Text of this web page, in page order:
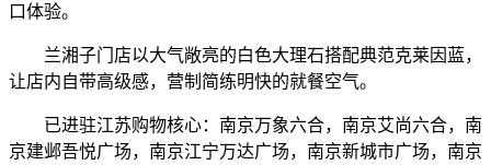
口体验。
兰湘子门店以大气敞亮的白色大理石搭配典范克莱因蓝，
让店内自带高级感，营制简练明快的就餐空气。
已进驻江苏购物核心：南京万象六合，南京艾尚六合，南
京建邺吾悦广场，南京江宁万达广场，南京新城市广场，南京